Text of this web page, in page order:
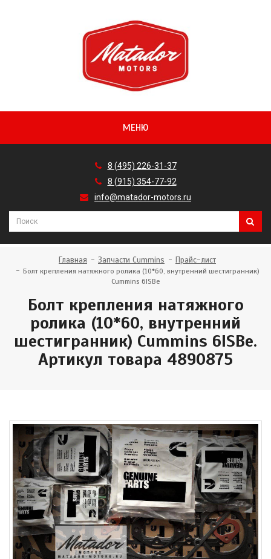
МЕНЮ
8 (495) 226-31-37
8 (915) 354-77-92
info@matador-motors.ru
Главная Запчасти Cummins Прайс-лист
Болт крепления натяжного ролика (10*60, внутренний шестигранник)
Cummins 6ISВе
Болт крепления натяжного
ролика (10*60, внутренний
шестигранник) Cummins 6ISВе.
Артикул товара 4890875